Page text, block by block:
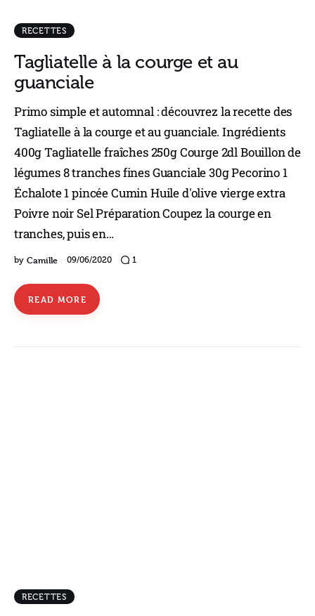
RECETTES
Tagliatelle à la courge et au
guanciale
Primo simple et automnal : découvrez la recette des
Tagliatelle à la courge et au guanciale. Ingrédients
400g Tagliatelle fraîches 250g Courge 2dl Bouillon de
légumes 8 tranches fines Guanciale 30g Pecorino 1
Échalote 1 pincée Cumin Huile d'olive vierge extra
Poivre noir Sel Préparation Coupez la courge en
tranches, puis en…
by Camille 09/06/2020 1
READ MORE
RECETTES